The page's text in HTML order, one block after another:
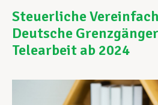
Ihre Rechte
Steuerliche
Deutsche
Telearbeit ab 2024